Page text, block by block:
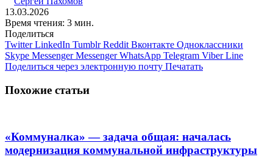
13.03.2026
Время чтения: 3 мин.
Поделиться
Twitter LinkedIn Tumblr Reddit Вконтакте Одноклассники
Skype Messenger Messenger WhatsApp Telegram Viber Line
Поделиться через электронную почту Печатать
Похожие статьи
«Коммуналка» — задача общая: началась
модернизация коммунальной инфраструктуры